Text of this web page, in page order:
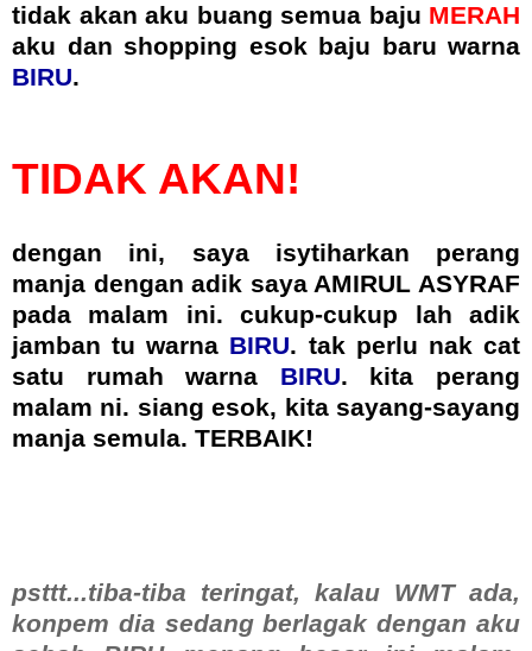
tidak akan aku buang semua baju MERAH
aku dan shopping esok baju baru warna
BIRU.
TIDAK AKAN!
dengan ini, saya isytiharkan perang
manja dengan adik saya AMIRUL ASYRAF
pada malam ini. cukup-cukup lah adik
jamban tu warna BIRU. tak perlu nak cat
satu rumah warna BIRU. kita perang
malam ni. siang esok, kita sayang-sayang
manja semula. TERBAIK!
psttt...tiba-tiba teringat, kalau WMT ada,
konpem dia sedang berlagak dengan aku